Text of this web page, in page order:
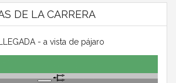
DE LA CARRERA
- a vista de pájaro